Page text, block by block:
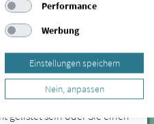
Mehr Informationen
UND MÖCHTEN
EINE LISTUNG
gelistet sein oder Sie einen
Performance
Werbung
Einstellungen speichern
Nein, anpassen